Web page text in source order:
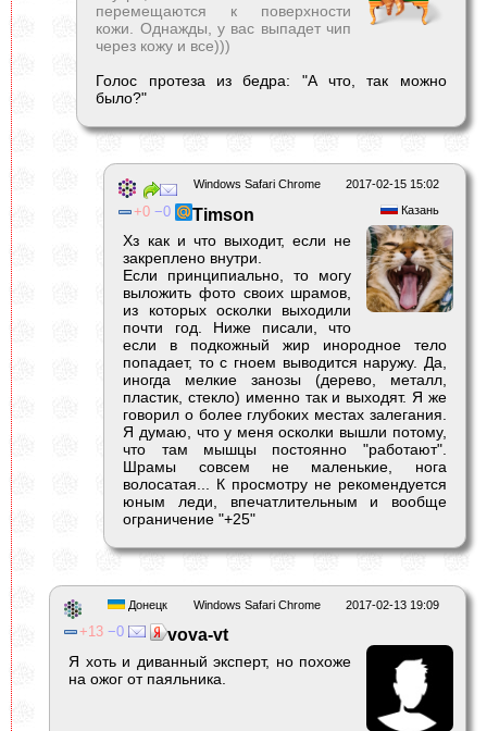
перемещаются к поверхности
кожи. Однажды, у вас выпадет чип
через кожу и все)))
Голос протеза из бедра: "А что, так можно
было?"
2017-02-15 15:02
Windows Safari Chrome
Казань
0 0 Timson
Хз как и что выходит, если не
закреплено внутри.
Если принципиально, то могу
выложить фото своих шрамов,
из которых осколки выходили
почти год. Ниже писали, что
если в подкожный жир инородное тело
попадает, то с гноем выводится наружу. Да,
иногда мелкие занозы (дерево, металл,
пластик, стекло) именно так и выходят. Я же
говорил о более глубоких местах залегания.
Я думаю, что у меня осколки вышли потому,
что там мышцы постоянно "работают".
Шрамы совсем не маленькие, нога
волосатая... К просмотру не рекомендуется
юным леди, впечатлительным и вообще
ограничение "+25"
2017-02-13 19:09
Windows Safari Chrome
Донецк
13 0 vova-vt
Я хоть и диванный эксперт, но похоже
на ожог от паяльника.